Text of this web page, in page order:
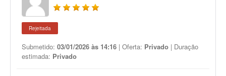
Rejeitada
Submetido: 03/01/2026 às 14:16 | Oferta: Privado | Duração
estimada: Privado